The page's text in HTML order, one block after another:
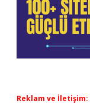
Reklam ve İletişim: